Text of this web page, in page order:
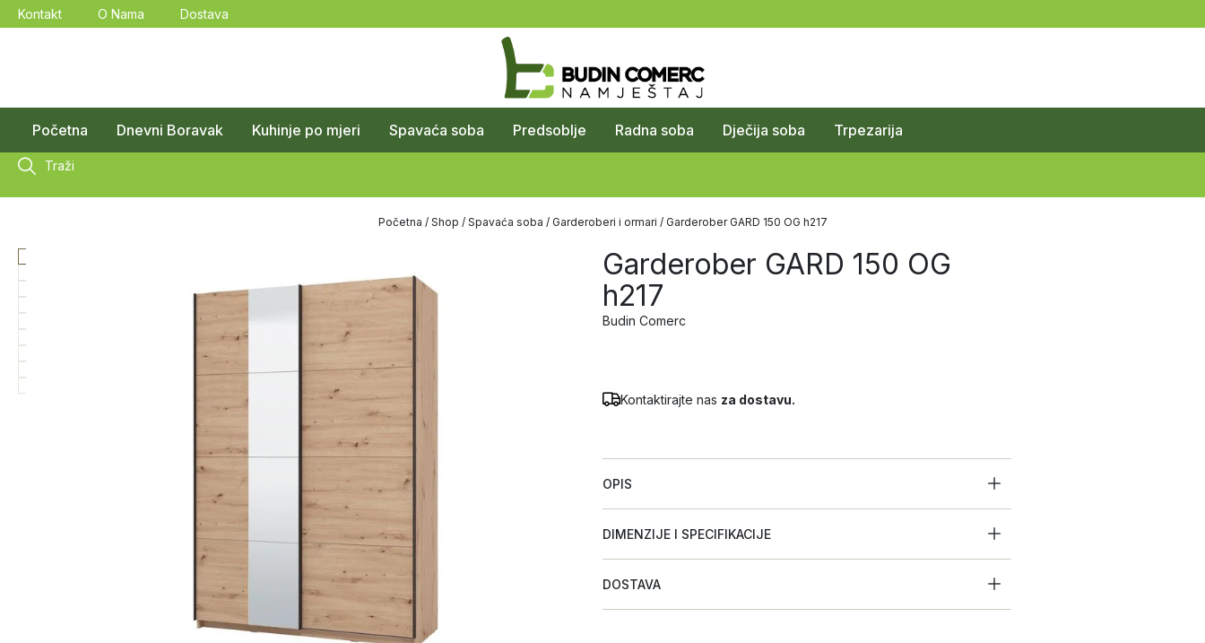
Kontakt O Nama Dostava
Početna Dnevni Boravak Kuhinje po mjeri Spavaća soba Predsoblje Radna soba Dječija soba Trpezarija
Traži
Početna / Shop / Spavaća soba / Garderoberi i ormari / Garderober GARD 150 OG h217
Garderober GARD 150 OG
h217
Budin Comerc
Kontaktirajte nas za dostavu.
OPIS
DIMENZIJE I SPECIFIKACIJE
DOSTAVA